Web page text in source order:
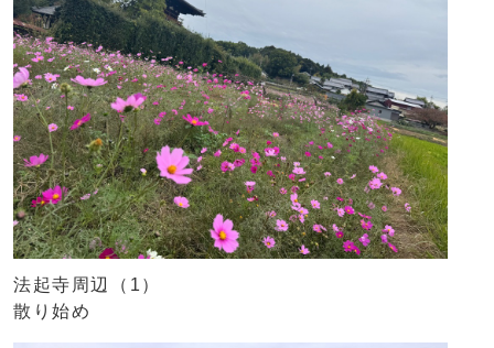
法起寺周辺（1）
散り始め